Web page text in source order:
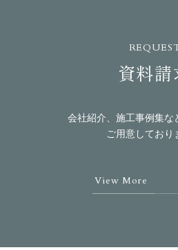
資料請
会社紹介、施工事例集な
ご用意しており
View More